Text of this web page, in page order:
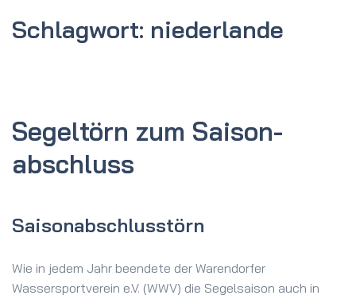
Schlagwort: niederlande
Segeltörn zum Saison­
abschluss
Saisonabschlusstörn
Wie in jedem Jahr beendete der Warendorfer
Wassersportverein e.V. (WWV) die Segelsaison auch in